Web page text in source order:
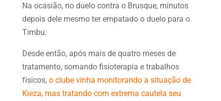
Na ocasião, no duelo contra o Brusque, minutos
depois dele mesmo ter empatado o duelo para o
Timbu.
Desde então, após mais de quatro meses de
tratamento, somando fisioterapia e trabalhos
físicos,o clube vinha monitorando a situação de
Kieza, mas tratando com extrema cautela seu